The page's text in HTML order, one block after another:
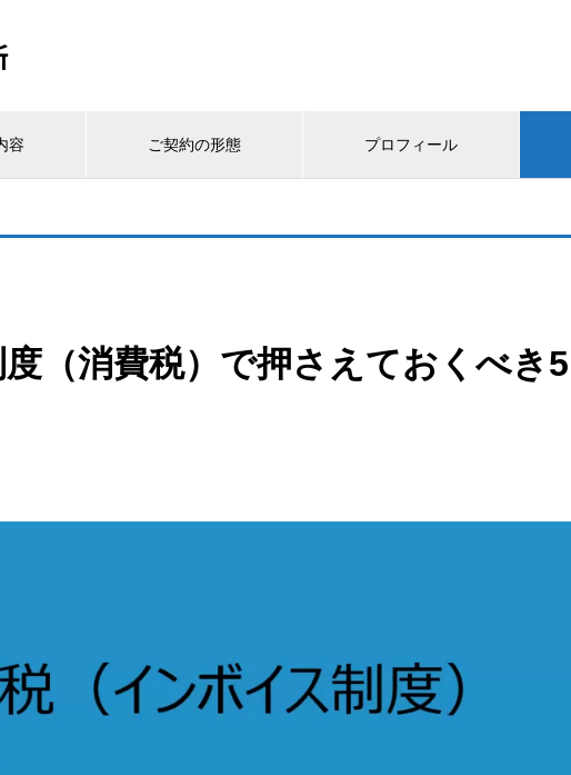
容 ご契約の形態 プロフィール
（消費税）で押さえておくべき5